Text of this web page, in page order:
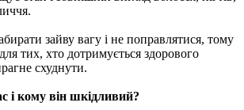
зайву вагу і не поправлятися, тому
тих, хто дотримується здорового
схуднути.
і кому він шкідливий?